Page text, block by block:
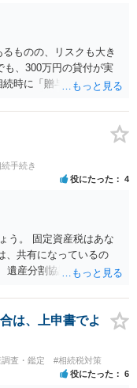
ものの、リスクも大き
も、300万円の貸付が実
時に「贈与」と評価さ
家族信託・目的信託） 財
や専門職）に管理させ、
属になるため、子の関
組合せ 生活資金は手元
われます。 ③負担付死
ます。 ④ 寄附予約＋解
足時は解除できる条項
手続き
役にたった 4
う。 固定資産税はあな
、共有になっているの
遺産分割協議をして、不
は、上申書でよ
査・鑑定 #相続税対策
役にたった 6